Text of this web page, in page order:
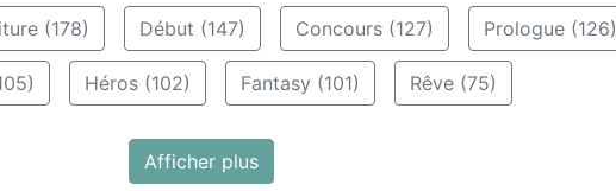
(178) Début (147) Concours (127) Prologue (126)
Héros (102) Fantasy (101) Rêve (75)
Afficher plus